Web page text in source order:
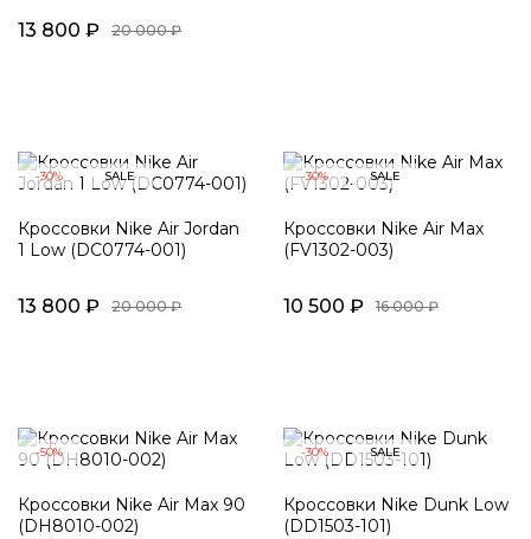
13 800 ₽ 20 000 ₽
-30% SALE
Кроссовки Nike Air Jordan
1 Low (DC0774-001)
13 800 ₽ 20 000 ₽
-30% SALE
Кроссовки Nike Air Max
(FV1302-003)
10 500 ₽ 16 000 ₽
-50%
Кроссовки Nike Air Max 90
(DH8010-002)
-30% SALE
Кроссовки Nike Dunk Low
(DD1503-101)